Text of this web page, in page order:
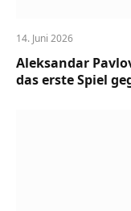
14. Juni 2026
Aleksandar
das erste Spiel